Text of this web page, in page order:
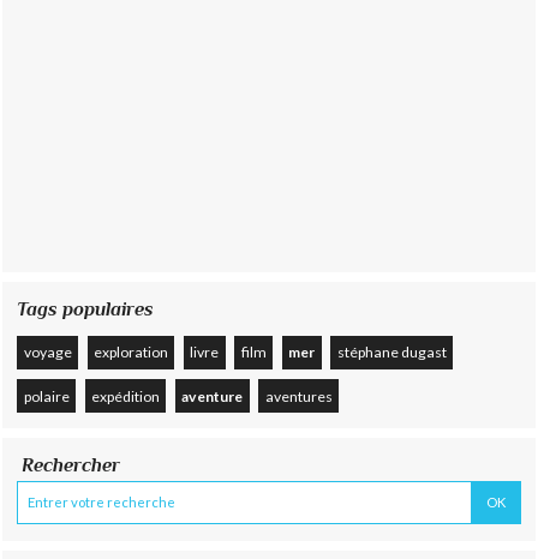
Tags populaires
voyage exploration livre film mer stéphane dugast
polaire expédition aventure aventures
Rechercher